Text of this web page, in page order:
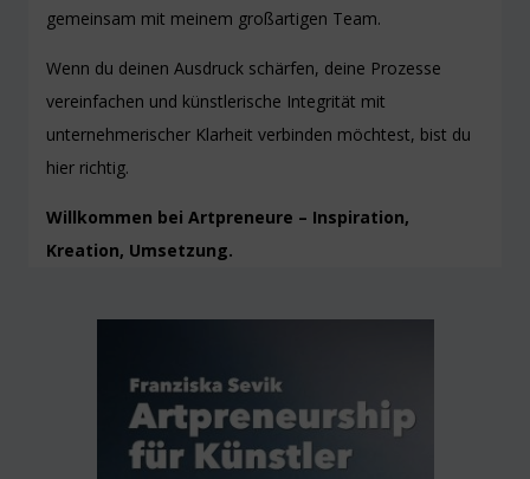
gemeinsam mit meinem großartigen Team.
Wenn du deinen Ausdruck schärfen, deine Prozesse
vereinfachen und künstlerische Integrität mit
unternehmerischer Klarheit verbinden möchtest, bist du
hier richtig.
Willkommen bei Artpreneure – Inspiration,
Kreation, Umsetzung.